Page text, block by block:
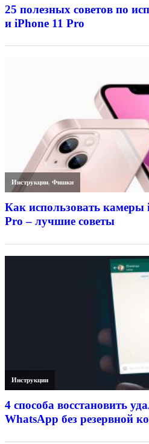
25 полезных советов по
и iPhone 11 Pro
Инструкции,Фишки
Как использовать камеры
Pro – лучшие советы
Инструкции
4 способа восстановить
WhatsApp без резервной